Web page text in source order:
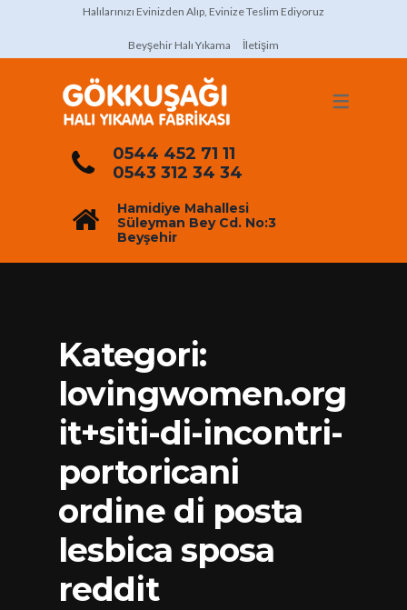
Halılarınızı Evinizden Alıp, Evinize Teslim Ediyoruz
Beyşehir Halı Yıkama İletişim
0544 452 71 11
0543 312 34 34
Hamidiye Mahallesi
Süleyman Bey Cd. No:3
Beyşehir
Kategori:
lovingwomen.org
it+siti-di-incontri-
portoricani
ordine di posta
lesbica sposa
reddit